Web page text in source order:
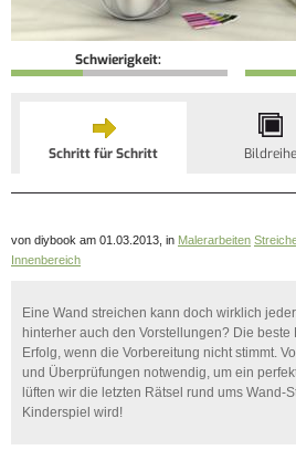
Schwierigkeit:
Schritt für Schritt Bildreihe
von diybook am 01.03.2013, in Malerarbeiten
Innenbereich
Eine Wand streichen kann doch wirklich
hinterher auch den Vorstellungen? Die
Erfolg, wenn die Vorbereitung nicht stimmt.
und Überprüfungen notwendig, um ein
lüften wir die letzten Rätsel rund ums
Kinderspiel wird!